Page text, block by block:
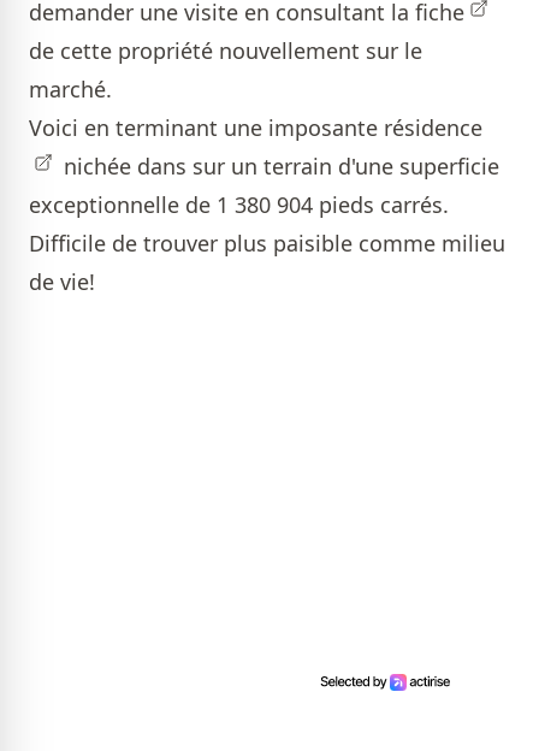
demander une visite en consultant la fiche
de cette propriété nouvellement sur le
marché.
Voici en terminant une imposante résidence
nichée dans sur un terrain d'une superficie
exceptionnelle de 1 380 904 pieds carrés.
Difficile de trouver plus paisible comme milieu
de vie!